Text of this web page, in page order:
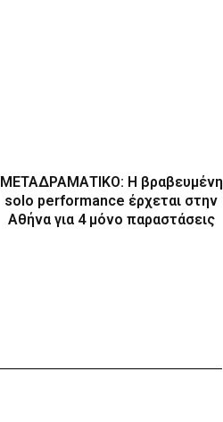
ΜΕΤΑΔΡΑΜΑΤΙΚΟ: Η βραβευμένη
solo performance έρχεται στην
Αθήνα για 4 μόνο παραστάσεις